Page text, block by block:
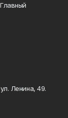
Ленина, 49.